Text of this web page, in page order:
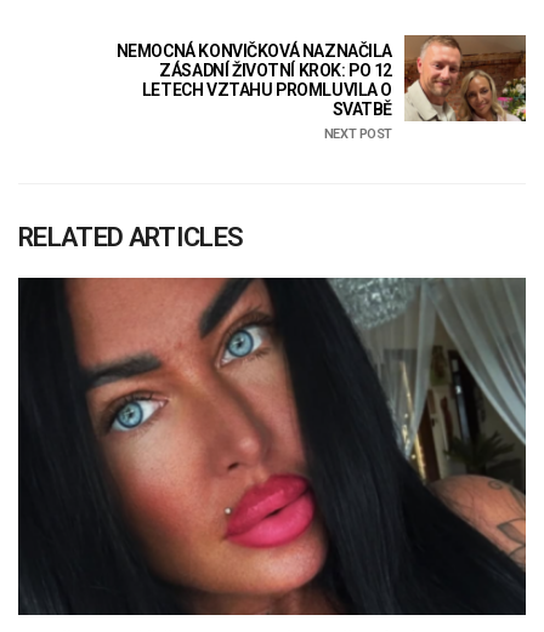
NEMOCNÁ KONVIČKOVÁ NAZNAČILA
ZÁSADNÍ ŽIVOTNÍ KROK: PO 12
LETECH VZTAHU PROMLUVILA O
SVATBĚ
NEXT POST
RELATED ARTICLES